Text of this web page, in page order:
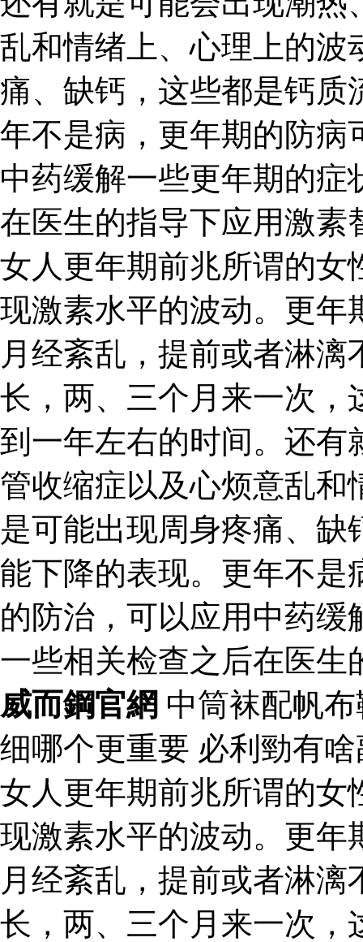
乱和情绪上、心理上的波
痛、缺钙，这些都是钙质
年不是病，更年期的防病
中药缓解一些更年期的
在医生的指导下应用激素
女人更年期前兆所谓的女
现激素水平的波动。更年
月经紊乱，提前或者淋
长，两、三个月来一次，
到一年左右的时间。还有
管收缩症以及心烦意乱和
是可能出现周身疼痛、
能下降的表现。更年不是
的防治，可以应用中药
一些相关检查之后在医生
威而鋼官網 中筒袜配帆
细哪个更重要 必利勁有
女人更年期前兆所谓的女
现激素水平的波动。更年
月经紊乱，提前或者淋
长，两、三个月来一次，